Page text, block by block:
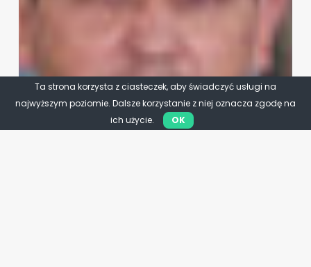
Ta strona korzysta z ciasteczek, aby świadczyć usługi na
najwyższym poziomie. Dalsze korzystanie z niej oznacza zgodę na
ich użycie.
OK